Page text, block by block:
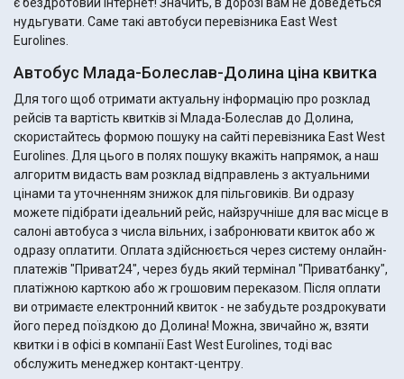
є бездротовий інтернет! Значить, в дорозі вам не доведеться
нудьгувати. Саме такі автобуси перевізника East West
Eurolines.
Автобус Млада-Болеслав-Долина ціна квитка
Для того щоб отримати актуальну інформацію про розклад
рейсів та вартість квитків зі Млада-Болеслав до Долина,
скористайтесь формою пошуку на сайті перевізника East West
Eurolines. Для цього в полях пошуку вкажіть напрямок, а наш
алгоритм видасть вам розклад відправлень з актуальними
цінами та уточненням знижок для пільговиків. Ви одразу
можете підібрати ідеальний рейс, найзручніше для вас місце в
салоні автобуса з числа вільних, і забронювати квиток або ж
одразу оплатити. Оплата здійснюється через систему онлайн-
платежів "Приват24", через будь який термінал "Приватбанку",
платіжною карткою або ж грошовим переказом. Після оплати
ви отримаєте електронний квиток - не забудьте роздрокувати
його перед поїздкою до Долина! Можна, звичайно ж, взяти
квитки і в офісі в компанії East West Eurolines, тоді вас
обслужить менеджер контакт-центру.